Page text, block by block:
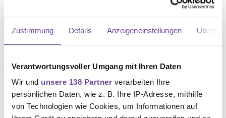
Zustimmung Details Anzeigeneinstellungen Über
Verantwortungsvoller Umgang mit Ihren Daten
Wir und unsere 138 Partner verarbeiten Ihre
persönlichen Daten, wie z. B. Ihre IP-Adresse, mithilfe
von Technologien wie Cookies, um Informationen auf
manche Gruppen trennen nach Alter oder Geschlecht –
Selbsthilfegruppen bilden Untergruppen, etwa spezielle
Wer nach einer passenden Krebs-Selbsthilfegruppe
sucht, wendet sich am besten an eine regionale
Selbsthilfekontaktstelle. Die Mitarbeiter:innen dort